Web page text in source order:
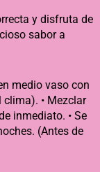
y disfruta de
sabor a
medio vaso con
• Mezclar
inmediato. • Se
(Antes de